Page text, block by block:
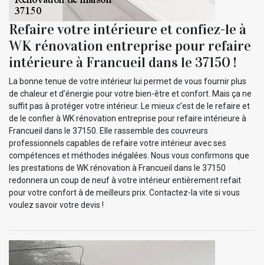
Refaire votre intérieure et confiez-le à
WK rénovation entreprise pour refaire
intérieure à Francueil dans le 37150 !
La bonne tenue de votre intérieur lui permet de vous fournir plus
de chaleur et d’énergie pour votre bien-être et confort. Mais ça ne
suffit pas à protéger votre intérieur. Le mieux c’est de le refaire et
de le confier à WK rénovation entreprise pour refaire intérieure à
Francueil dans le 37150. Elle rassemble des couvreurs
professionnels capables de refaire votre intérieur avec ses
compétences et méthodes inégalées. Nous vous confirmons que
les prestations de WK rénovation à Francueil dans le 37150
redonnera un coup de neuf à votre intérieur entièrement refait
pour votre confort à de meilleurs prix. Contactez-la vite si vous
voulez savoir votre devis !